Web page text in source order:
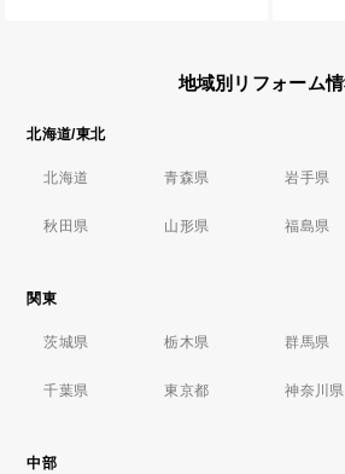
地域別リフォーム
北海道/東北
北海道 青森県 岩手県
秋田県 山形県 福島県
関東
茨城県 栃木県 群馬県
千葉県 東京都 神奈川県
中部